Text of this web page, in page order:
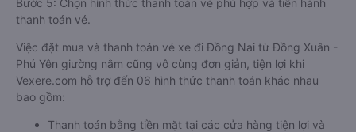
Bước 5: Chọn hình thức thanh toán vé phù hợp và tiến hành
thanh toán vé.
Việc đặt mua và thanh toán vé xe đi Đồng Nai từ Đồng Xuân -
Phú Yên giường nằm cũng vô cùng đơn giản, tiện lợi khi
Vexere.com hỗ trợ đến 06 hình thức thanh toán khác nhau
bao gồm:
Thanh toán bằng tiền mặt tại các cửa hàng tiện lợi và